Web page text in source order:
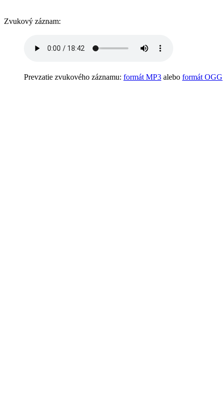
Zvukový záznam:
Prevzatie zvukového záznamu: formát MP3 alebo formát OGG